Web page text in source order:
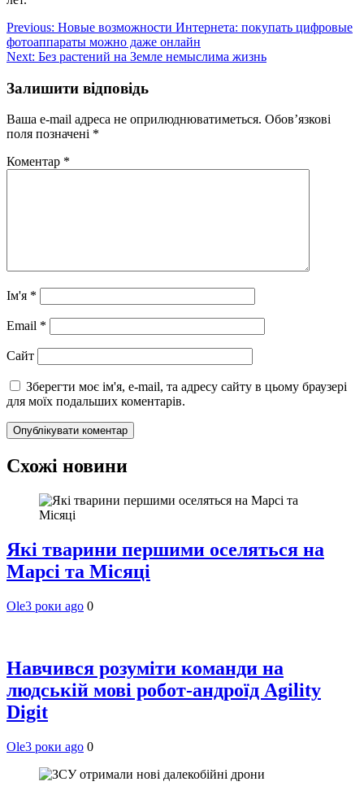
Навігація
записів
Previous: Новые возможности Интернета: покупать цифровые
фотоаппараты можно даже онлайн
Next: Без растений на Земле немыслима жизнь
Залишити відповідь
Ваша e-mail адреса не оприлюднюватиметься. Обов’язкові
поля позначені *
Коментар *
Ім'я *
Email *
Сайт
Зберегти моє ім'я, e-mail, та адресу сайту в цьому браузері
для моїх подальших коментарів.
Схожі новини
Які тварини першими оселяться на
Марсі та Місяці
Ole3 роки ago 0
Навчився розуміти команди на
людській мові робот-андроїд Agility
Digit
Ole3 роки ago 0